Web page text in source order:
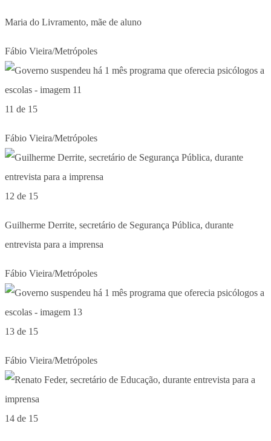
Maria do Livramento, mãe de aluno
Fábio Vieira/Metrópoles
11 de 15
Fábio Vieira/Metrópoles
12 de 15
Guilherme Derrite, secretário de Segurança Pública, durante
entrevista para a imprensa
Fábio Vieira/Metrópoles
13 de 15
Fábio Vieira/Metrópoles
14 de 15